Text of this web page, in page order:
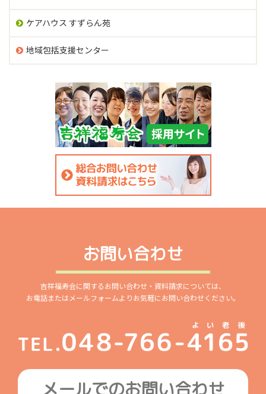
ケアハウス すずらん苑
地域包括支援センター
お問い合わせ
吉祥福寿会に関するお問い合わせ・資料請求については、
お電話またはメールフォームよりお気軽にお問い合わせください。
メールでのお問い合わせ